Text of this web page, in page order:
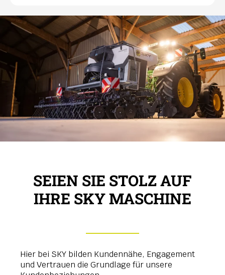
SEIEN SIE STOLZ AUF
IHRE SKY MASCHINE
Hier bei SKY bilden Kundennähe, Engagement
und Vertrauen die Grundlage für unsere